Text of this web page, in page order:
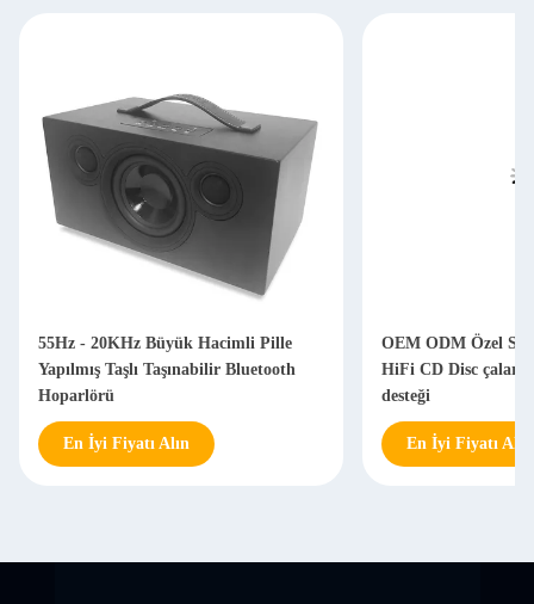
55Hz - 20KHz Büyük Hacimli Pille
Yapılmış Taşlı Taşınabilir Bluetooth
Hoparlörü
En İyi Fiyatı Alın
OEM ODM Özel
HiFi CD Disc çalar
desteği
En İyi Fiyatı Alın